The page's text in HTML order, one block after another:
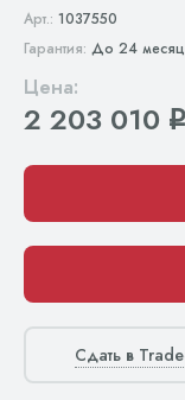
Арт.: 1037550
Гарантия: До 24
Цена:
2 203 010 q
Сдать в